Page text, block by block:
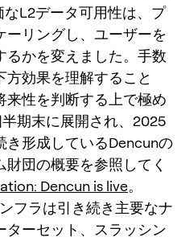
L2データ可用性は、プ
ーリングし、ユーザーを
るかを変えました。手数
効果を理解すること
来性を判断する上で極め
期末に展開され、2025
き形成しているDencunの
団の概要を参照してく
Dencun is live。
フラは引き続き主要なナ
ターセット、スラッシン